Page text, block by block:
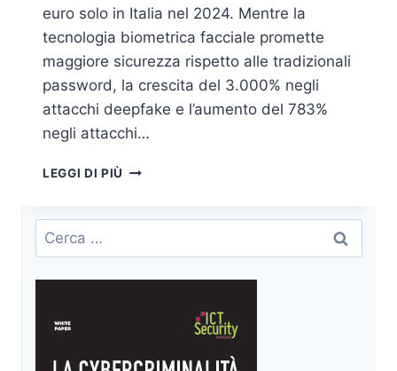
euro solo in Italia nel 2024. Mentre la
tecnologia biometrica facciale promette
maggiore sicurezza rispetto alle tradizionali
password, la crescita del 3.000% negli
attacchi deepfake e l’aumento del 783%
negli attacchi…
LEGGI DI PIÙ FURTO
VIA
COME
PROTEGGERE
Ricerca
per: